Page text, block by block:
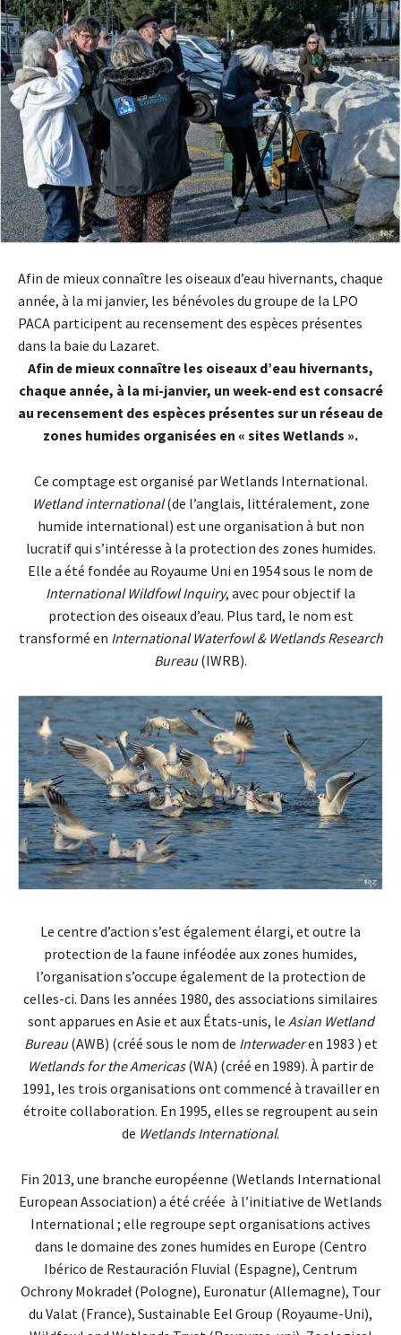
Afin de mieux connaître les oiseaux d’eau hivernants, chaque
année, à la mi janvier, les bénévoles du groupe de la LPO
PACA participent au recensement des espèces présentes
dans la baie du Lazaret.
Afin de mieux connaître les oiseaux d’eau hivernants,
chaque année, à la mi-janvier, un week-end est consacré
au recensement des espèces présentes sur un réseau de
zones humides organisées en « sites Wetlands ».
Wetland international(de l’anglais, littéralement, zone
humide international) est une organisation à but non
lucratif qui s’intéresse à la protection des zones humides.
International Wildfowl Inquiry, avec pour objectif la
protection des oiseaux d’eau. Plus tard, le nom est
transformé en International Waterfowl & Wetlands Research
Bureau(IWRB).
Le centre d’action s’est également élargi, et outre la
protection de la faune inféodée aux zones humides,
l’organisation s’occupe également de la protection de
celles-ci. Dans les années 1980, des associations similaires
sont apparues en Asie et aux États-unis, le Asian Wetland
Bureau(AWB) (créé sous le nom de Interwader
en 1983 ) et
Wetlands for the Americas(WA) (créé en 1989). À partir de
1991, les trois organisations ont commencé à travailler en
étroite collaboration. En 1995, elles se regroupent au sein
de Wetlands International.
Fin 2013, une branche européenne (Wetlands International
European Association) a été créée à l’initiative de Wetlands
International ; elle regroupe sept organisations actives
dans le domaine des zones humides en Europe (Centro
Ibérico de Restauración Fluvial (Espagne), Centrum
Ochrony Mokradeł (Pologne), Euronatur (Allemagne), Tour
du Valat (France), Sustainable Eel Group (Royaume-Uni),